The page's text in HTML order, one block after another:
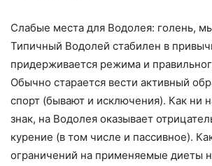
Слабые места для Водолея: голень,
Типичный Водолей стабилен в
придерживается режима и
Обычно старается вести активный
спорт (бывают и исключения). Как ни
знак, на Водолея оказывает
курение (в том числе и пассивное).
ограничений на применяемые диеты